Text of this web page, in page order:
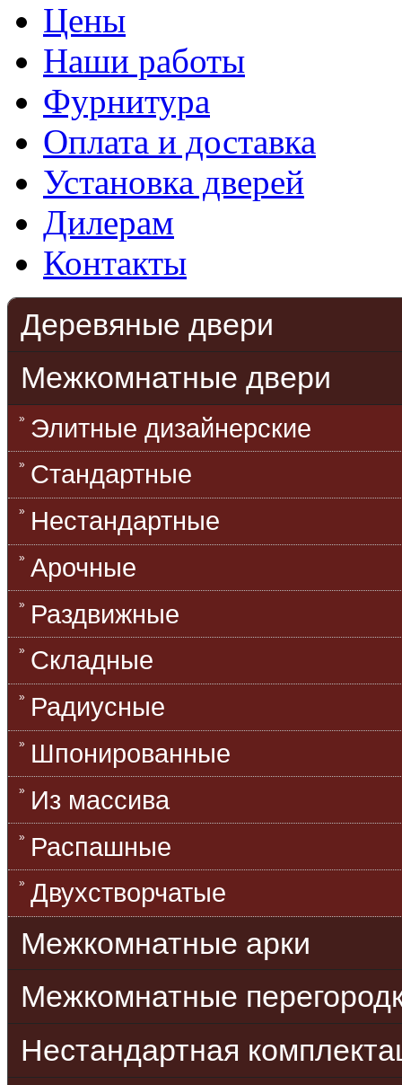
Цены
Наши работы
Фурнитура
Оплата и доставка
Установка дверей
Дилерам
Контакты
Деревяные двери
Межкомнатные двери
Элитные дизайнерские
Стандартные
Нестандартные
Арочные
Раздвижные
Складные
Радиусные
Шпонированные
Из массива
Распашные
Двухстворчатые
Межкомнатные арки
Межкомнатные
Нестандартная